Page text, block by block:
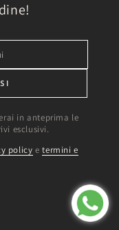
in anteprima le
esclusivi.
policy etermini e